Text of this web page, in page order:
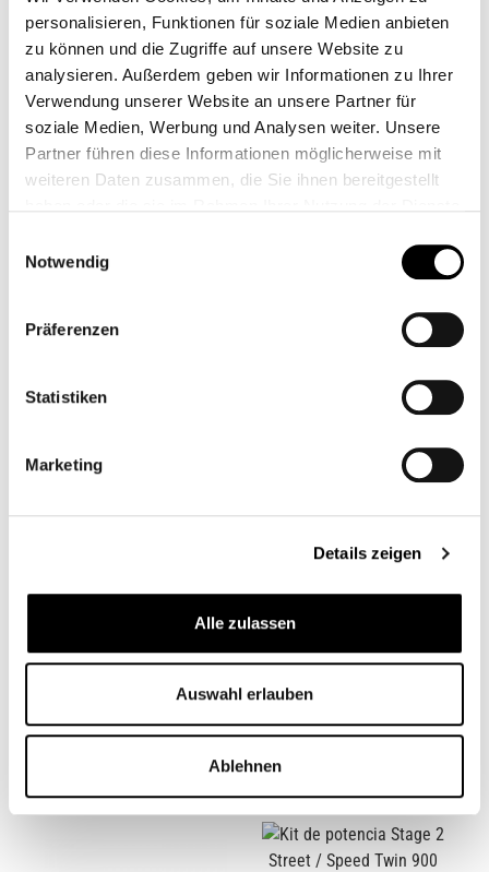
personalisieren, Funktionen für soziale Medien anbieten
zu können und die Zugriffe auf unsere Website zu
analysieren. Außerdem geben wir Informationen zu Ihrer
Verwendung unserer Website an unsere Partner für
soziale Medien, Werbung und Analysen weiter. Unsere
Partner führen diese Informationen möglicherweise mit
weiteren Daten zusammen, die Sie ihnen bereitgestellt
Notwendig
Präferenzen
Statistiken
Marketing
Details zeigen
Alle zulassen
Auswahl erlauben
Ablehnen
TWIN 1200 ETAPA 1
849,00 €*
TWIN 1200 ETAPA 3
POWERKIT
BONNEVILLE T100
1.039,00 €*
POWERKIT STREET
TWIN Y STREET CUP
STAGE 4 +
1.899,00 €*